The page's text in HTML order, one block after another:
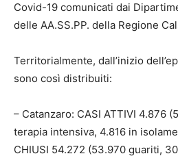
Covid-19 comunicati dai
delle AA.SS.PP. della Regione
Territorialmente, dall’inizio
sono così distribuiti:
– Catanzaro: CASI ATTIVI 4.876
terapia intensiva, 4.816 in
CHIUSI 54.272 (53.970 guariti,